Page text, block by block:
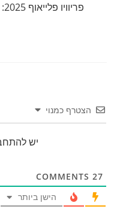
הצטרף כמנוי
יש
27
הישן ביותר